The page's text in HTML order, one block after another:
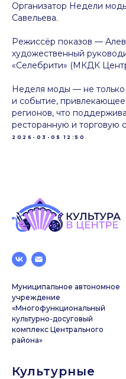
Организатор Недели
Савельева.
Режиссёр показов —
художественный
«Селебрити» (МКДК
Неделя моды — не
и событие, привлекающее
регионов, что
ресторанную и торговую
2026-03-05 12:50
Муниципальное автономное
учреждение
«Многофункциональный
культурно-досуговый
комплекс Центрального
района»
Культурные